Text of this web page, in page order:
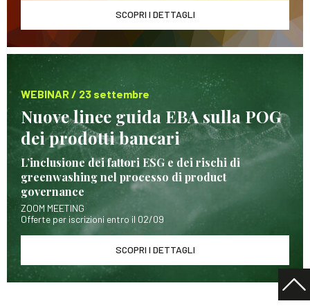
SCOPRI I DETTAGLI
WEBINAR / 23 settembre
Nuove linee guida EBA sulla POG
dei prodotti bancari
L’inclusione dei fattori ESG e dei rischi di
greenwashing nel processo di product
governance
ZOOM MEETING
Offerte per iscrizioni entro il 02/09
SCOPRI I DETTAGLI